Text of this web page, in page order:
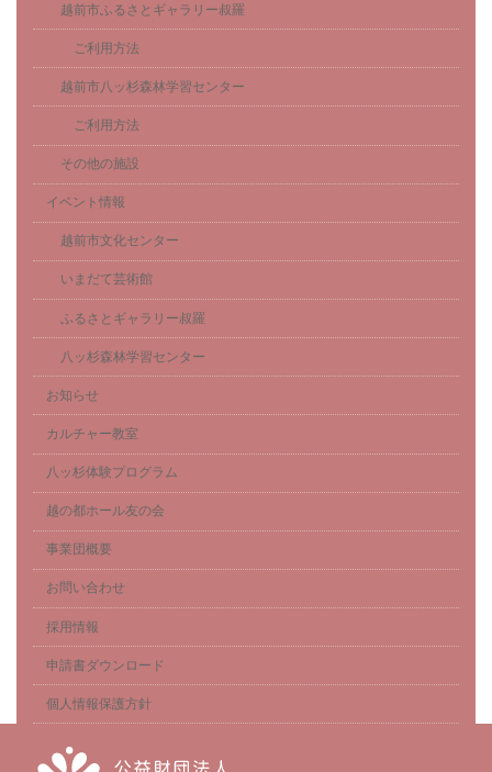
越前市ふるさとギャラリー叔羅
ご利用方法
越前市八ッ杉森林学習センター
ご利用方法
その他の施設
イベント情報
越前市文化センター
いまだて芸術館
ふるさとギャラリー叔羅
八ッ杉森林学習センター
お知らせ
カルチャー教室
八ッ杉体験プログラム
越の都ホール友の会
事業団概要
お問い合わせ
採用情報
申請書ダウンロード
個人情報保護方針